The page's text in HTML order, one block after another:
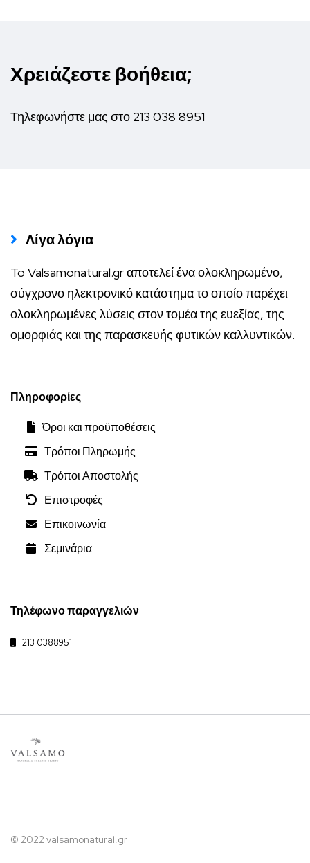
Χρειάζεστε βοήθεια;
Τηλεφωνήστε μας στο 213 038 8951
Λίγα λόγια
To Valsamonatural.gr αποτελεί ένα ολοκληρωμένο,
σύγχρονο ηλεκτρονικό κατάστημα το οποίο παρέχει
ολοκληρωμένες λύσεις στον τομέα της ευεξίας, της
ομορφιάς και της παρασκευής φυτικών καλλυντικών.
Πληροφορίες
Όροι και προϋποθέσεις
Τρόποι Πληρωμής
Τρόποι Αποστολής
Επιστροφές
Επικοινωνία
Σεμινάρια
Τηλέφωνο παραγγελιών
213 0388951
© 2022 valsamonatural.gr